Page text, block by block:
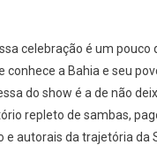
celebração é um pouco
conhece a Bahia e seu
do show é a de não
repleto de sambas,
e autorais da trajetória da